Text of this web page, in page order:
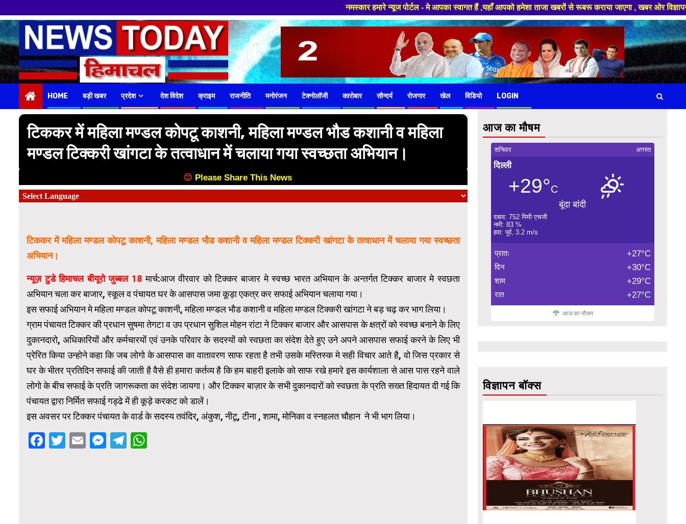
नमस्कार हमारे न्यूज पोर्टल - मे आपका स्वागत हैं ,यहाँ आपको हमेशा ताजा खबरों से रूबरू कराया जाएगा , खबर ओर विज्ञापन के लिए
Skip
to
content
HOME बड़ी खबर प्रदेश देश विदेश क्राइम राजनीति मनोरंजन टेक्नोलॉजी कारोबार सौन्दर्य रोजगार खेल विडियो LOGIN
टिककर में महिला मण्डल कोपटू काशनी, महिला मण्डल भौड कशानी व महिला
मण्डल टिक्करी खांगटा के तत्वाधान में चलाया गया स्वच्छता अभियान।
😊 Please Share This News
टिककर में महिला मण्डल कोपटू काशनी, महिला मण्डल भौड कशानी व महिला मण्डल टिक्करी खांगटा के तत्वाधान में चलाया गया स्वच्छता
अभियान।
न्यूज़ टुडे हिमाचल बीयूरो जुब्बल 18 मार्च:आज वीरवार को टिक्कर बाजार मे स्वच्छ भारत अभियान के अन्तर्गत टिक्कर बाजार मे स्वछता
अभियान चला कर बाजार, स्कूल व पंचायत घर के आसपास जमा कूड़ा एकत्र कर सफाई अभियान चलाया गया।
इस सफाई अभियान मे महिला मण्डल कोपटू काशनी, महिला मण्डल भौड कशानी व महिला मण्डल टिक्करी खांगटा ने बड़ चढ़ कर भाग लिया।
ग्राम पंचायत टिक्कर की प्रधान सुषमा तेगटा व उप प्रधान सुशिल मोहन रांटा ने टिक्कर बाजार और आसपास के क्षत्रों को स्वच्छ बनाने के लिए
दुकानदारो, अधिकारियों और कर्मचारयों एवं उनके परिवार के सदस्यों को स्वछता का संदेश देते हुए उने अपने आसपास सफाई करने के लिए भी
प्रेरित किया उन्होने कहा कि जब लोगो के आसपास का वातावरण साफ रहता है तभी उसके मस्तिस्क मे सही विचार आते है, वो जिस प्रकार से
घर के भीतर प्रतिदिन सफाई की जाती है वैसे ही हमारा कर्तव्य है कि हम बाहरी इलाके को साफ रखे हमारे इस कार्यशाला से आस पास रहने वाले
लोगो के बीच सफाई के प्रति जागरूकता का संदेश जायगा। और टिक्कर बाज़ार के सभी दुकानदारों को स्वछता के प्रति सख्त हिदायत दी गई कि
पंचायत द्वारा निर्मित सफाई गड्ढे में ही कूड़े करकट को डालें।
इस अवसर पर टिक्कर पंचायत के वार्ड के सदस्य तवंदिर, अंकुश, नीटू, टीना , शामा, मोनिका व स्नहलत चौहान ने भी भाग लिया।
Facebook
Twitter
EmailMessenger
Telegram
आज का मौषम
शनिवार अगस्त
दिल्ली
+29°C
बूंदा बांदी
दबाव: 752 मिमी एचजी
नमी: 83 %
हवा: पूर्व, 3.2 m/s
प्रातः +27°C
दिन +30°C
शाम +29°C
रात +27°C
आज का मौसम
विज्ञापन बॉक्स